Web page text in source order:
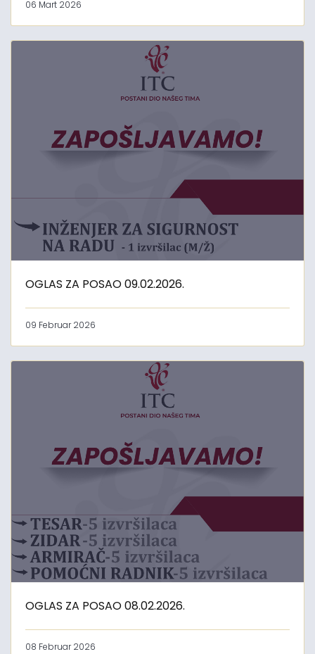
06 Mart 2026
OGLAS ZA POSAO 09.02.2026.
09 Februar 2026
OGLAS ZA POSAO 08.02.2026.
08 Februar 2026